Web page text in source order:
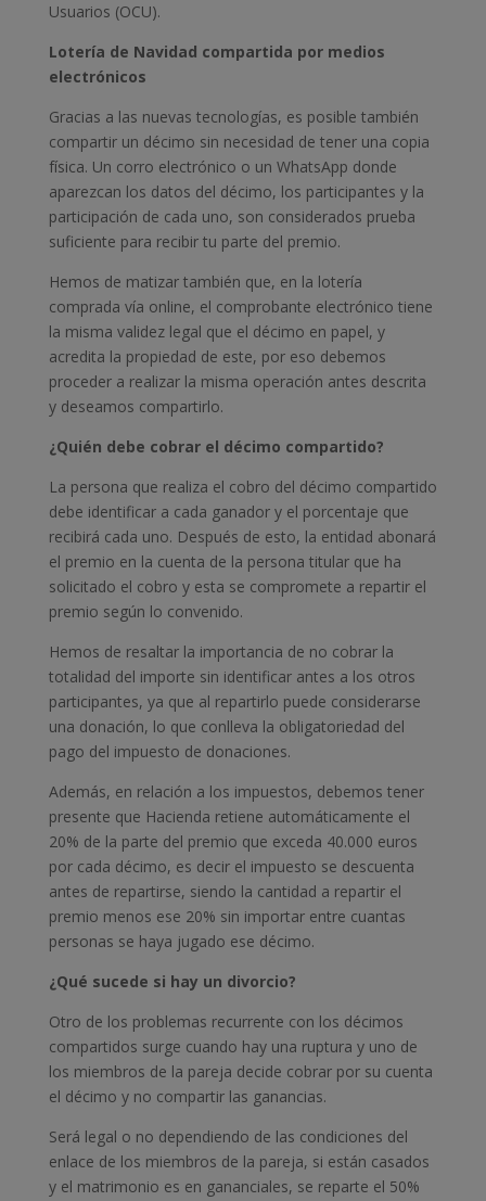
Usuarios (OCU).
Lotería de Navidad compartida por medios
electrónicos
Gracias a las nuevas tecnologías, es posible también
compartir un décimo sin necesidad de tener una copia
física. Un corro electrónico o un WhatsApp donde
aparezcan los datos del décimo, los participantes y la
participación de cada uno, son considerados prueba
suficiente para recibir tu parte del premio.
Hemos de matizar también que, en la lotería
comprada vía online, el comprobante electrónico tiene
la misma validez legal que el décimo en papel, y
acredita la propiedad de este, por eso debemos
proceder a realizar la misma operación antes descrita
y deseamos compartirlo.
¿Quién debe cobrar el décimo compartido?
La persona que realiza el cobro del décimo compartido
debe identificar a cada ganador y el porcentaje que
recibirá cada uno. Después de esto, la entidad abonará
el premio en la cuenta de la persona titular que ha
solicitado el cobro y esta se compromete a repartir el
premio según lo convenido.
Hemos de resaltar la importancia de no cobrar la
totalidad del importe sin identificar antes a los otros
participantes, ya que al repartirlo puede considerarse
una donación, lo que conlleva la obligatoriedad del
pago del impuesto de donaciones.
Además, en relación a los impuestos, debemos tener
presente que Hacienda retiene automáticamente el
20% de la parte del premio que exceda 40.000 euros
por cada décimo, es decir el impuesto se descuenta
antes de repartirse, siendo la cantidad a repartir el
premio menos ese 20% sin importar entre cuantas
personas se haya jugado ese décimo.
¿Qué sucede si hay un divorcio?
Otro de los problemas recurrente con los décimos
compartidos surge cuando hay una ruptura y uno de
los miembros de la pareja decide cobrar por su cuenta
el décimo y no compartir las ganancias.
Será legal o no dependiendo de las condiciones del
enlace de los miembros de la pareja, si están casados
y el matrimonio es en gananciales, se reparte el 50%